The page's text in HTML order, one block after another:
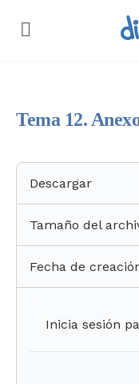
Tema 12.
Descargar
Tamaño del
Fecha de
Inicia sesión